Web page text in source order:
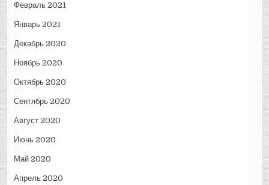
Февраль 2021
Январь 2021
Декабрь 2020
Ноябрь 2020
Октябрь 2020
Сентябрь 2020
Август 2020
Июнь 2020
Май 2020
Апрель 2020